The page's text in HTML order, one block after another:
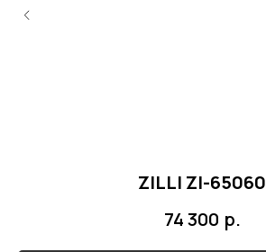
ZILLI ZI-65060
74 300 р.